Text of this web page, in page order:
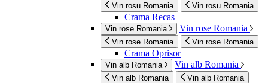
Vin rosu Romania Vin rosu Romania
Crama Recas
Vin rose Romania Vin rose Romania
Vin rose Romania Vin rose Romania
Crama Oprisor
Vin alb Romania Vin alb Romania
Vin alb Romania Vin alb Romania